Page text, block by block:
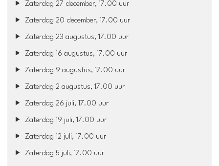
Zaterdag 27 december, 17.00 uur
Zaterdag 20 december, 17.00 uur
Zaterdag 23 augustus, 17.00 uur
Zaterdag 16 augustus, 17.00 uur
Zaterdag 9 augustus, 17.00 uur
Zaterdag 2 augustus, 17.00 uur
Zaterdag 26 juli, 17.00 uur
Zaterdag 19 juli, 17.00 uur
Zaterdag 12 juli, 17.00 uur
Zaterdag 5 juli, 17.00 uur